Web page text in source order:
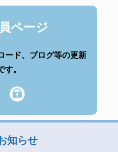
ページ
ード、ブログ等の更新
。
知らせ